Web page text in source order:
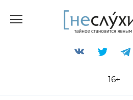
16+